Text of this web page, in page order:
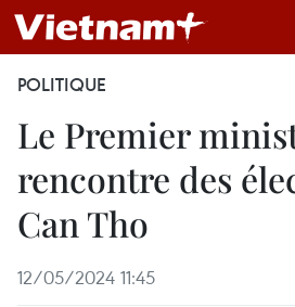
POLITIQUE
Le Premier
rencontre des
Can Tho
12/05/2024 11:45